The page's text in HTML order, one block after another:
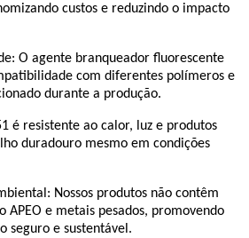
custos e reduzindo o impacto
O agente branqueador fluorescente
com diferentes polímeros e
durante a produção.
é resistente ao calor, luz e produtos
duradouro mesmo em condições
Nossos produtos não contêm
APEO e metais pesados, promovendo
seguro e sustentável.